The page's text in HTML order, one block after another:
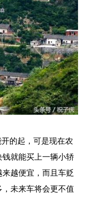
的起，可是现在农
就能买上一辆小轿
越便宜，而且车贬
未来车将会更不值